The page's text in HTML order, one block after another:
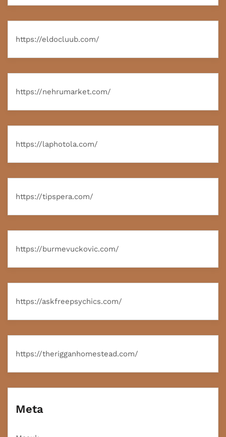
https://eldocluub.com/
https://nehrumarket.com/
https://laphotola.com/
https://tipspera.com/
https://burmevuckovic.com/
https://askfreepsychics.com/
https://therigganhomestead.com/
Meta